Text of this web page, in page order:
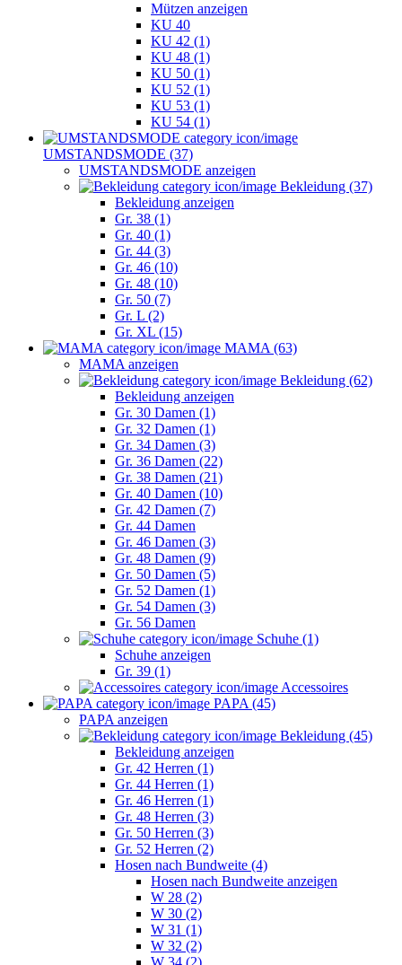
Mützen anzeigen
KU 40
KU 42 (1)
KU 48 (1)
KU 50 (1)
KU 52 (1)
KU 53 (1)
KU 54 (1)
UMSTANDSMODE (37)
UMSTANDSMODE anzeigen
Bekleidung (37)
Bekleidung anzeigen
Gr. 38 (1)
Gr. 40 (1)
Gr. 44 (3)
Gr. 46 (10)
Gr. 48 (10)
Gr. 50 (7)
Gr. L (2)
Gr. XL (15)
MAMA (63)
MAMA anzeigen
Bekleidung (62)
Bekleidung anzeigen
Gr. 30 Damen (1)
Gr. 32 Damen (1)
Gr. 34 Damen (3)
Gr. 36 Damen (22)
Gr. 38 Damen (21)
Gr. 40 Damen (10)
Gr. 42 Damen (7)
Gr. 44 Damen
Gr. 46 Damen (3)
Gr. 48 Damen (9)
Gr. 50 Damen (5)
Gr. 52 Damen (1)
Gr. 54 Damen (3)
Gr. 56 Damen
Schuhe (1)
Schuhe anzeigen
Gr. 39 (1)
Accessoires
PAPA (45)
PAPA anzeigen
Bekleidung (45)
Bekleidung anzeigen
Gr. 42 Herren (1)
Gr. 44 Herren (1)
Gr. 46 Herren (1)
Gr. 48 Herren (3)
Gr. 50 Herren (3)
Gr. 52 Herren (2)
Hosen nach Bundweite (4)
Hosen nach Bundweite anzeigen
W 28 (2)
W 30 (2)
W 31 (1)
W 32 (2)
W 34 (2)